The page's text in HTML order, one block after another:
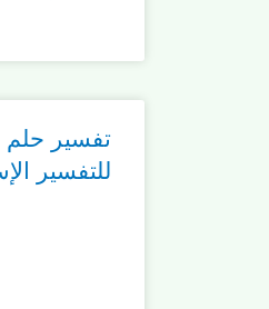
تفسير حلم
للتفسير